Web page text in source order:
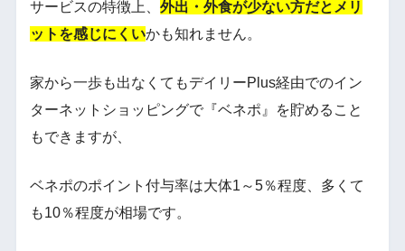
サービスの特徴上、 外出・外食が少ない方だとメリ
ットを感じにくいかも知れません。
家から一歩も出なくてもデイリーPlus経由でのイン
ターネットショッピングで『ベネポ』を貯めること
もできますが、
ベネポのポイント付与率は大体1～5％程度、多くて
も10％程度が相場です。